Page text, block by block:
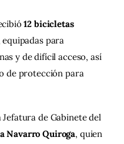
12 bicicletas
equipadas para
y de difícil acceso, así
de protección para
Jefatura de Gabinete del
Navarro Quiroga, quien